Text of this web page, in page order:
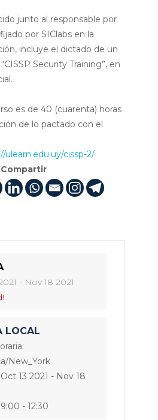
junto al responsable por
por SIClabs en la
incluye el dictado de un
Security Training”, en
es de 40 (cuarenta) horas
de lo pactado con el
ulearn.edu.uy/cissp-2/
Compartir
- Nov 18 2021
LOCAL
New_York
Oct 13 2021 - Nov 18
- 12:30